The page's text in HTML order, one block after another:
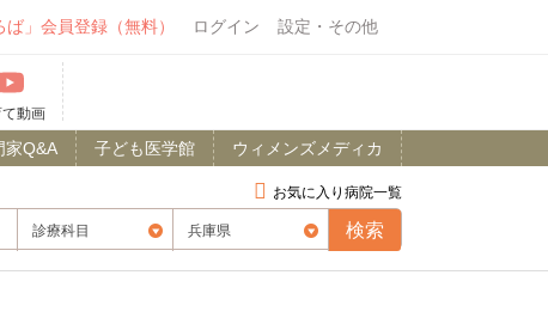
ば」会員登録（無料） ログイン 設定・その他
動画
ウィメンズメディカ
子ども医学館
家Q&A
お気に入り病院一覧